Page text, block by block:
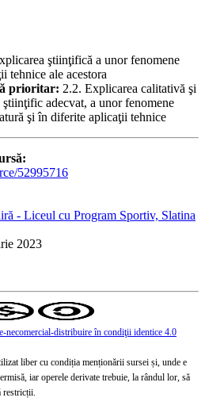
ştiinţifică a unor fenomene
tehnice ale acestora
prioritar: 2.2. Explicarea calitativă şi
adecvat, a unor fenomene
şi în diferite aplicaţii tehnice
52995716
- Liceul cu Program Sportiv, Slatina
2023
distribuire în condiţii identice 4.0
liber cu condiția menționării sursei și, unde e
iar operele derivate trebuie, la rândul lor, să
restricții.